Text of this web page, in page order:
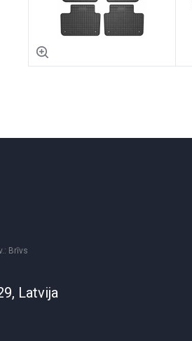
Brīvs
Latvija